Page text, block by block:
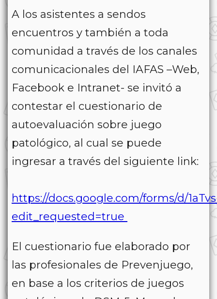
A los asistentes a sendos
encuentros y también a toda
comunidad a través de los canales
comunicacionales del IAFAS –Web,
Facebook e Intranet- se invitó a
contestar el cuestionario de
autoevaluación sobre juego
patológico, al cual se puede
ingresar a través del siguiente link:
https://docs.google.com/forms/d/
edit_requested=true
El cuestionario fue elaborado por
las profesionales de Prevenjuego,
en base a los criterios de juegos